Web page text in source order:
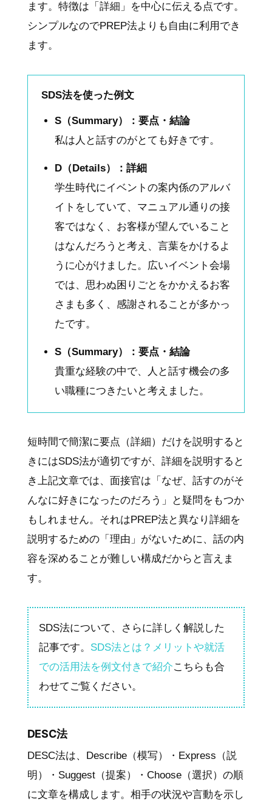
ます。特徴は「詳細」を中心に伝える点です。
シンプルなのでPREP法よりも自由に利用でき
ます。
SDS法を使った例文
S（Summary）：要点・結論
私は人と話すのがとても好きです。
D（Details）：詳細
学生時代にイベントの案内係のアルバ
イトをしていて、マニュアル通りの接
客ではなく、お客様が望んでいること
はなんだろうと考え、言葉をかけるよ
うに心がけました。広いイベント会場
では、思わぬ困りごとをかかえるお客
さまも多く、感謝されることが多かっ
たです。
S（Summary）：要点・結論
貴重な経験の中で、人と話す機会の多
い職種につきたいと考えました。
短時間で簡潔に要点（詳細）だけを説明すると
きにはSDS法が適切ですが、詳細を説明すると
き上記文章では、面接官は「なぜ、話すのがそ
んなに好きになったのだろう」と疑問をもつか
もしれません。それはPREP法と異なり詳細を
説明するための「理由」がないために、話の内
容を深めることが難しい構成だからと言えま
す。
SDS法について、さらに詳しく解説した
記事です。 SDS法とは？メリットや就活
での活用法を例文付きで紹介こちらも合
わせてご覧ください。
DESC法
DESC法は、Describe（模写）・Express（説
明）・Suggest（提案）・Choose（選択）の順
に文章を構成します。相手の状況や言動を示し